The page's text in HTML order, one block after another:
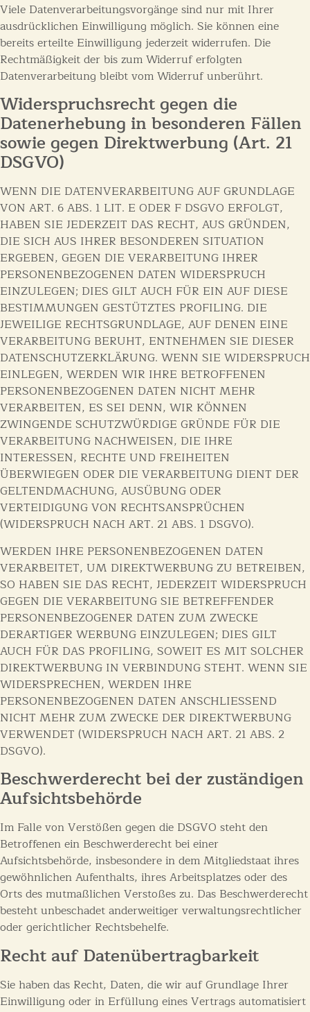
Viele Datenverarbeitungsvorgänge sind nur mit Ihrer
ausdrücklichen Einwilligung möglich. Sie können eine
bereits erteilte Einwilligung jederzeit widerrufen. Die
Rechtmäßigkeit der bis zum Widerruf erfolgten
Datenverarbeitung bleibt vom Widerruf unberührt.
Widerspruchsrecht gegen die
Datenerhebung in besonderen Fällen
sowie gegen Direktwerbung (Art. 21
DSGVO)
WENN DIE DATENVERARBEITUNG AUF GRUNDLAGE
VON ART. 6 ABS. 1 LIT. E ODER F DSGVO ERFOLGT,
HABEN SIE JEDERZEIT DAS RECHT, AUS GRÜNDEN,
DIE SICH AUS IHRER BESONDEREN SITUATION
ERGEBEN, GEGEN DIE VERARBEITUNG IHRER
PERSONENBEZOGENEN DATEN WIDERSPRUCH
EINZULEGEN; DIES GILT AUCH FÜR EIN AUF DIESE
BESTIMMUNGEN GESTÜTZTES PROFILING. DIE
JEWEILIGE RECHTSGRUNDLAGE, AUF DENEN EINE
VERARBEITUNG BERUHT, ENTNEHMEN SIE DIESER
DATENSCHUTZERKLÄRUNG. WENN SIE WIDERSPRUCH
EINLEGEN, WERDEN WIR IHRE BETROFFENEN
PERSONENBEZOGENEN DATEN NICHT MEHR
VERARBEITEN, ES SEI DENN, WIR KÖNNEN
ZWINGENDE SCHUTZWÜRDIGE GRÜNDE FÜR DIE
VERARBEITUNG NACHWEISEN, DIE IHRE
INTERESSEN, RECHTE UND FREIHEITEN
ÜBERWIEGEN ODER DIE VERARBEITUNG DIENT DER
GELTENDMACHUNG, AUSÜBUNG ODER
VERTEIDIGUNG VON RECHTSANSPRÜCHEN
(WIDERSPRUCH NACH ART. 21 ABS. 1 DSGVO).
WERDEN IHRE PERSONENBEZOGENEN DATEN
VERARBEITET, UM DIREKTWERBUNG ZU BETREIBEN,
SO HABEN SIE DAS RECHT, JEDERZEIT WIDERSPRUCH
GEGEN DIE VERARBEITUNG SIE BETREFFENDER
PERSONENBEZOGENER DATEN ZUM ZWECKE
DERARTIGER WERBUNG EINZULEGEN; DIES GILT
AUCH FÜR DAS PROFILING, SOWEIT ES MIT SOLCHER
DIREKTWERBUNG IN VERBINDUNG STEHT. WENN SIE
WIDERSPRECHEN, WERDEN IHRE
PERSONENBEZOGENEN DATEN ANSCHLIESSEND
NICHT MEHR ZUM ZWECKE DER DIREKTWERBUNG
VERWENDET (WIDERSPRUCH NACH ART. 21 ABS. 2
DSGVO).
Beschwerde­recht bei der zuständigen
Aufsichts­behörde
Im Falle von Verstößen gegen die DSGVO steht den
Betroffenen ein Beschwerderecht bei einer
Aufsichtsbehörde, insbesondere in dem Mitgliedstaat ihres
gewöhnlichen Aufenthalts, ihres Arbeitsplatzes oder des
Orts des mutmaßlichen Verstoßes zu. Das Beschwerderecht
besteht unbeschadet anderweitiger verwaltungsrechtlicher
oder gerichtlicher Rechtsbehelfe.
Recht auf Daten­übertrag­barkeit
Sie haben das Recht, Daten, die wir auf Grundlage Ihrer
Einwilligung oder in Erfüllung eines Vertrags automatisiert